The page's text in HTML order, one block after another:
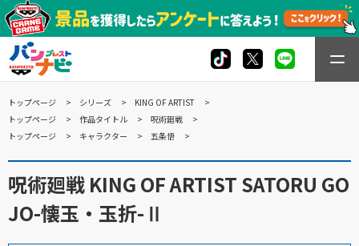
トップページ シリーズ
KING OF ARTIST
トップページ
作品タイトル
呪術廻戦
トップページ
キャラクター 五条悟
呪術廻戦 KING OF ARTIST SATORU GO
JO-懐玉・玉折-Ⅱ